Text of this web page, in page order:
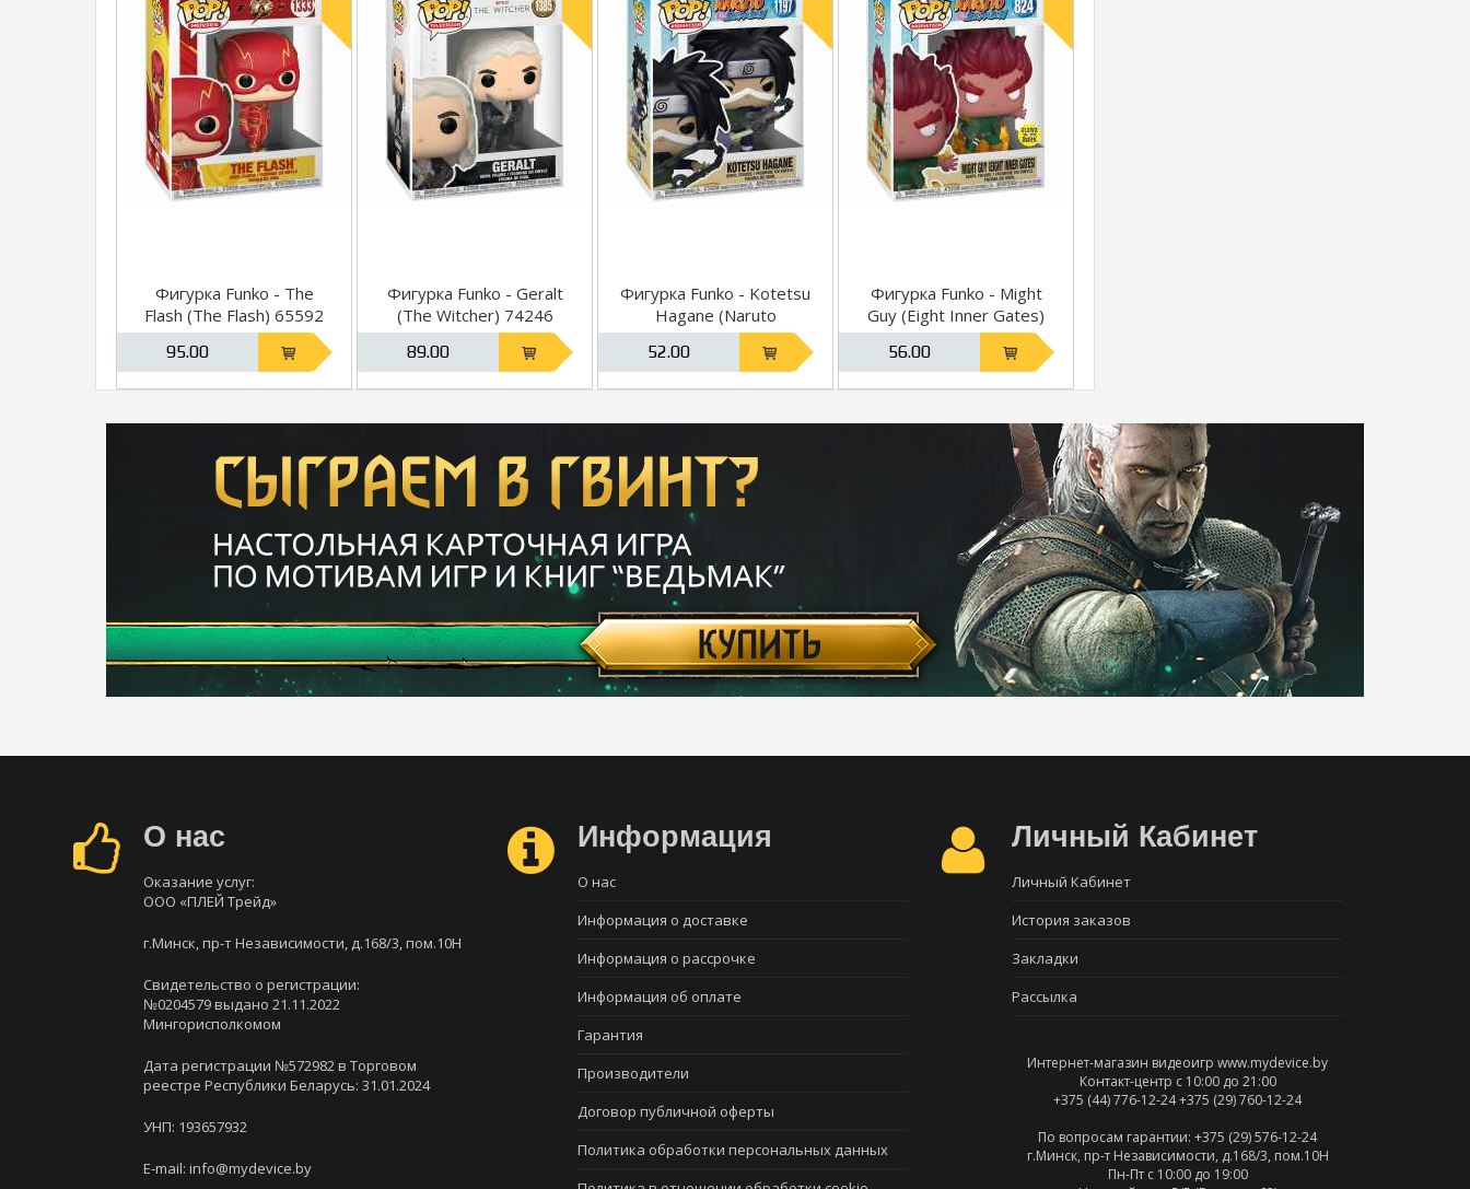
Фигурка Funko - The
Flash (The Flash) 65592
95.00
Фигурка Funko - Geralt
(The Witcher) 74246
89.00
Фигурка Funko - Kotetsu
Hagane (Naruto
Shippuden) 58007
52.00
Фигурка Funko - Might
Guy (Eight Inner Gates)
(Naruto Shippuden)
56.00
О нас
Оказание услуг:
ООО «ПЛЕЙ Трейд»
г.Минск, пр-т Независимости, д.168/3, пом.10Н
Свидетельство о регистрации:
№0204579 выдано 21.11.2022
Мингорисполкомом
Дата регистрации №572982 в Торговом
реестре Республики Беларусь: 31.01.2024
УНП: 193657932
E-mail: info@mydevice.by
Информация
О нас
Информация о доставке
Информация о рассрочке
Информация об оплате
Гарантия
Производители
Договор публичной оферты
Политика обработки персональных данных
Личный Кабинет
Личный Кабинет
История заказов
Закладки
Рассылка
Интернет-магазин видеоигр www.mydevice.by
Контакт-центр с 10:00 до 21:00
+375 (44) 776-12-24+375 (29) 760-12-24
По вопросам гарантии: +375 (29) 576-12-24
г.Минск, пр-т Независимости, д.168/3, пом.10Н
Пн-Пт c 10:00 до 19:00